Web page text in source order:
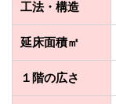
工法・構造
延床面積㎡
１階の広さ